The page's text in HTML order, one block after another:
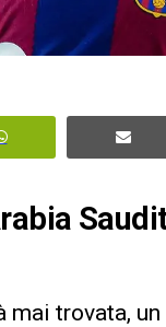
trovata,